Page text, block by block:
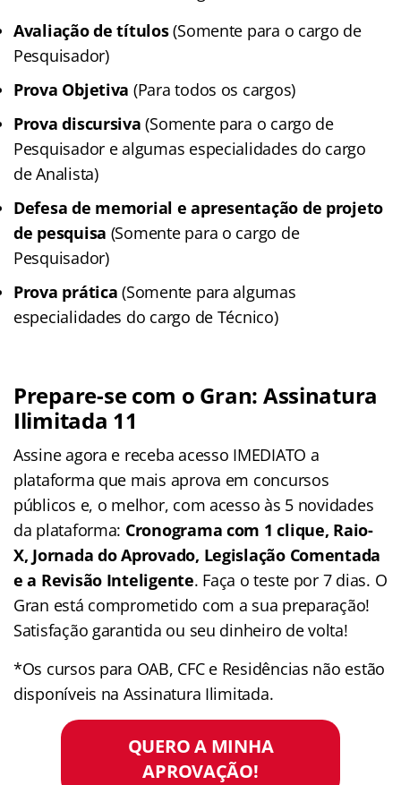
Avaliação de títulos(Somente para o cargo de
Pesquisador)
Prova Objetiva (Para todos os cargos)
Prova discursiva (Somente para o cargo de
Pesquisador e algumas especialidades do cargo
de Analista)
Defesa de memorial e apresentação de projeto
de pesquisa (Somente para o cargo de
Pesquisador)
Prova prática (Somente para algumas
especialidades do cargo de Técnico)
Prepare-se com o Gran: Assinatura
Ilimitada 11
Assine agora e receba acesso IMEDIATO a
plataforma que mais aprova em concursos
públicos e, o melhor, com acesso às 5 novidades
da plataforma: Cronograma com 1 clique, Raio-
X, Jornada do Aprovado, Legislação Comentada
e a Revisão Inteligente. Faça o teste por 7 dias. O
Gran está comprometido com a sua preparação!
Satisfação garantida ou seu dinheiro de volta!
*Os cursos para OAB, CFC e Residências não estão
disponíveis na Assinatura Ilimitada.
QUERO A MINHA
APROVAÇÃO!